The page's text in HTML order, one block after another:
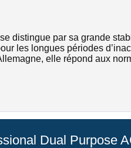
distingue par sa grande
les longues périodes
elle répond aux
Dual Purpose